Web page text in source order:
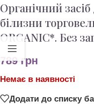
Органічний
білизни
ORGANIC*. Без
789 грн
Немає в наявності
Додати до списку